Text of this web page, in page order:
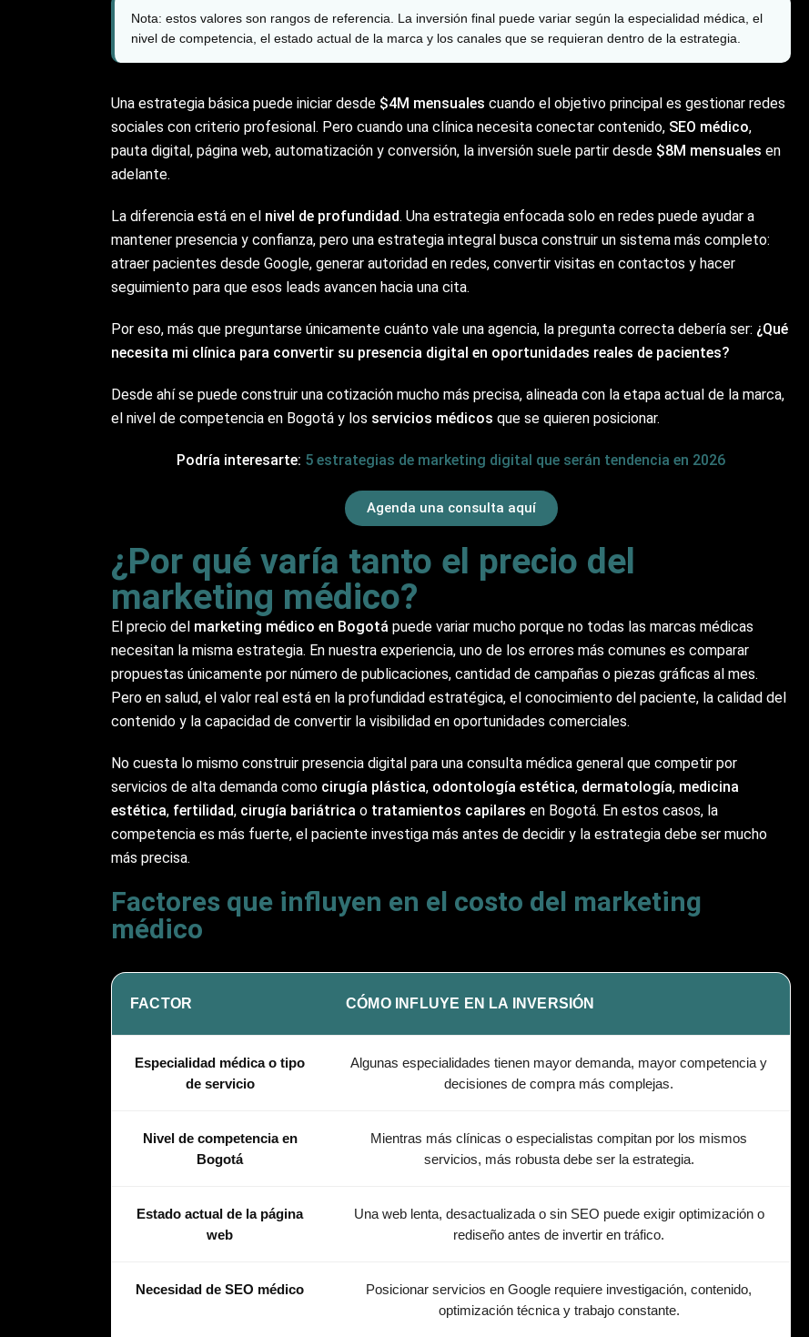
Nota: estos valores son rangos de referencia. La inversión final puede variar según la especialidad médica, el
nivel de competencia, el estado actual de la marca y los canales que se requieran dentro de la estrategia.
Una estrategia básica puede iniciar desde $4M mensuales cuando el objetivo principal es gestionar redes
sociales con criterio profesional. Pero cuando una clínica necesita conectar contenido, SEO médico,
pauta digital, página web, automatización y conversión, la inversión suele partir desde $8M mensuales en
adelante.
La diferencia está en el nivel de profundidad. Una estrategia enfocada solo en redes puede ayudar a
mantener presencia y confianza, pero una estrategia integral busca construir un sistema más completo:
atraer pacientes desde Google, generar autoridad en redes, convertir visitas en contactos y hacer
seguimiento para que esos leads avancen hacia una cita.
Por eso, más que preguntarse únicamente cuánto vale una agencia, la pregunta correcta debería ser: ¿Qué
necesita mi clínica para convertir su presencia digital en oportunidades reales de pacientes?
Desde ahí se puede construir una cotización mucho más precisa, alineada con la etapa actual de la marca,
el nivel de competencia en Bogotá y los servicios médicos que se quieren posicionar.
Podría interesarte: 5 estrategias de marketing digital que serán tendencia en 2026
Agenda una consulta aquí
¿Por qué varía tanto el precio del
marketing médico?
El precio del marketing médico en Bogotá puede variar mucho porque no todas las marcas médicas
necesitan la misma estrategia. En nuestra experiencia, uno de los errores más comunes es comparar
propuestas únicamente por número de publicaciones, cantidad de campañas o piezas gráficas al mes.
Pero en salud, el valor real está en la profundidad estratégica, el conocimiento del paciente, la calidad del
contenido y la capacidad de convertir la visibilidad en oportunidades comerciales.
No cuesta lo mismo construir presencia digital para una consulta médica general que competir por
servicios de alta demanda como cirugía plástica, odontología estética, dermatología, medicina
estética, fertilidad, cirugía bariátrica o tratamientos capilares en Bogotá. En estos casos, la
competencia es más fuerte, el paciente investiga más antes de decidir y la estrategia debe ser mucho
más precisa.
Factores que influyen en el costo del marketing
médico
FACTOR CÓMO INFLUYE EN LA INVERSIÓN
Especialidad médica o tipo
de servicio
Algunas especialidades tienen mayor demanda, mayor competencia y
decisiones de compra más complejas.
Nivel de competencia en
Bogotá
Mientras más clínicas o especialistas compitan por los mismos
servicios, más robusta debe ser la estrategia.
Estado actual de la página
web
Una web lenta, desactualizada o sin SEO puede exigir optimización o
rediseño antes de invertir en tráfico.
Necesidad de SEO médico
Posicionar servicios en Google requiere investigación, contenido,
optimización técnica y trabajo constante.